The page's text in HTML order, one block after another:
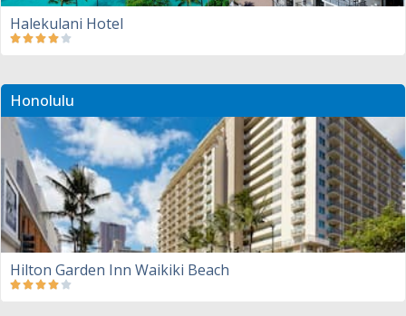
Halekulani Hotel
Honolulu
Hilton Garden Inn Waikiki Beach